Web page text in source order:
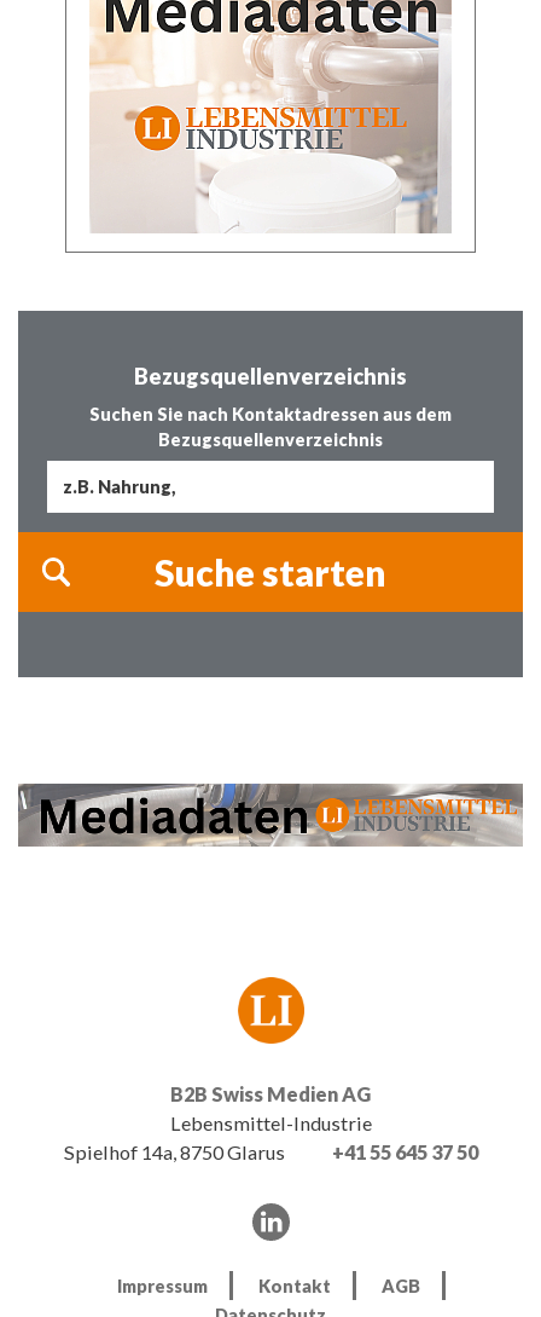
Bezugsquellenverzeichnis
Suchen Sie nach Kontaktadressen aus dem
Bezugsquellenverzeichnis
B2B Swiss Medien AG
Lebensmittel-Industrie
Spielhof 14a, 8750 Glarus
+41 55 645 37 50
Impressum Kontakt
AGB